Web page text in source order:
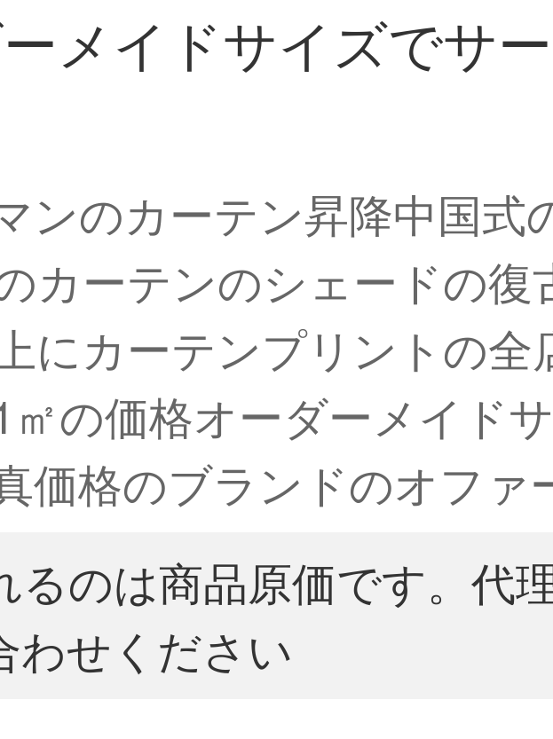
メイドサイズでサ
ンのカーテン昇降中国式
カーテンのシェードの復
にカーテンプリントの全
の価格オーダーメイド
価格のブランドのオファ
るのは商品原価です。代
わせください